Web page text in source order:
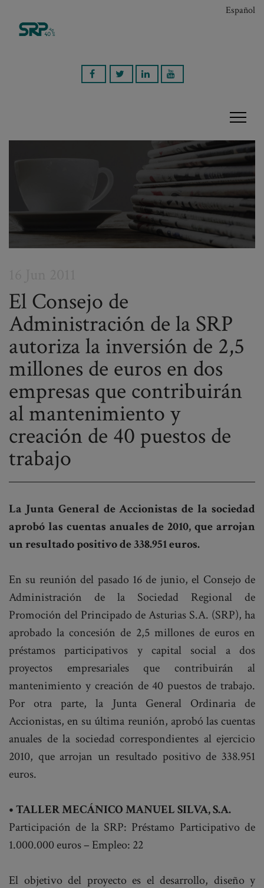
El Consejo de
Administración de la SRP
autoriza la inversión de 2,5
millones de euros en dos
empresas que contribuirán
al mantenimiento y
creación de 40 puestos de
trabajo
La Junta General de Accionistas de la sociedad
aprobó las cuentas anuales de 2010, que arrojan
un resultado positivo de 338.951 euros.
En su reunión del pasado 16 de junio, el Consejo de
Administración de la Sociedad Regional de
Promoción del Principado de Asturias S.A. (SRP), ha
aprobado la concesión de 2,5 millones de euros en
préstamos participativos y capital social a dos
proyectos empresariales que contribuirán al
mantenimiento y creación de 40 puestos de trabajo.
Por otra parte, la Junta General Ordinaria de
Accionistas, en su última reunión, aprobó las cuentas
anuales de la sociedad correspondientes al ejercicio
2010, que arrojan un resultado positivo de 338.951
euros.
• TALLER MECÁNICO MANUEL SILVA, S.A.
Participación de la SRP: Préstamo Participativo de
1.000.000 euros – Empleo: 22
El objetivo del proyecto es el desarrollo, diseño y
Post
navigation
Español